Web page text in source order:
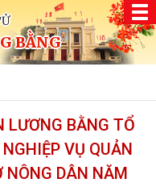
BẰNG
LƯƠNG BẰNG TỔ
VỤ QUẢN
NÔNG DÂN NĂM